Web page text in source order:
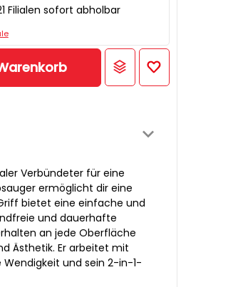
Filialen sofort abholbar
Verbündeter für eine
ermöglicht dir eine
bietet eine einfache und
und dauerhafte
an jede Oberfläche
Ästhetik. Er arbeitet mit
und sein 2-in-1-